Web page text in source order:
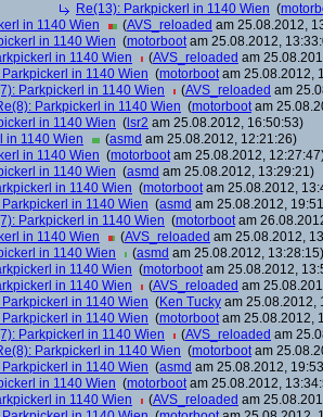
Re(13): Parkpickerl in 1140 Wien (
in 1140 Wien
(AVS_reloaded am 25.08.2012,
in 1140 Wien (motorbootam 25.08.2012,
in 1140 Wien
(AVS_reloaded am
Parkpickerl in 1140 Wien (motorbootam 25.08.2012,
Parkpickerl in 1140 Wien
(AVS_reloaded am
Parkpickerl in 1140 Wien (motorbootam
in 1140 Wien ( lsr2 am 25.08.2012, 16:50:53)
in 1140 Wien
(asmd am 25.08.2012, 12:21:26)
in 1140 Wien (motorbootam 25.08.2012,
in 1140 Wien (asmd am 25.08.2012, 13:29:21)
in 1140 Wien (motorbootam 25.08.2012,
Parkpickerl in 1140 Wien (asmd am 25.08.2012,
Parkpickerl in 1140 Wien (motorbootam
in 1140 Wien
(AVS_reloaded am 25.08.2012,
in 1140 Wien
(asmd am 25.08.2012, 13:28:15)
in 1140 Wien (motorbootam 25.08.2012,
in 1140 Wien
(AVS_reloaded am
Parkpickerl in 1140 Wien (Ken Tucky am 25.08.2012,
Parkpickerl in 1140 Wien (motorbootam 25.08.2012,
Parkpickerl in 1140 Wien
(AVS_reloaded am
Parkpickerl in 1140 Wien (motorbootam
Parkpickerl in 1140 Wien (asmd am 25.08.2012,
in 1140 Wien (motorbootam 25.08.2012,
in 1140 Wien
(AVS_reloaded am